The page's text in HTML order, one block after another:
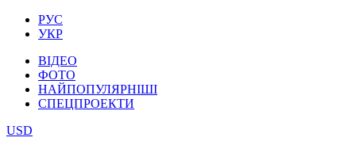
РУС
УКР
ВІДЕО
ФОТО
НАЙПОПУЛЯРНІШІ
СПЕЦПРОЕКТИ
USD